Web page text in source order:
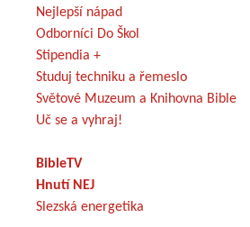
Nejlepší nápad
Odborníci Do Škol
Stipendia +
Studuj techniku a řemeslo
Světové Muzeum a Knihovna Bible
Uč se a vyhraj!
BibleTV
Hnutí NEJ
Slezská energetika